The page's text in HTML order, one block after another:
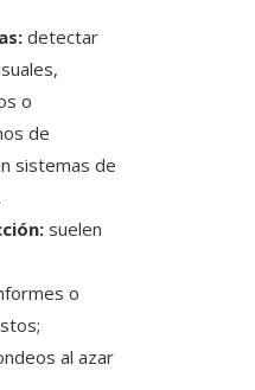
detectar
o
de
sistemas de
suelen
o
al azar